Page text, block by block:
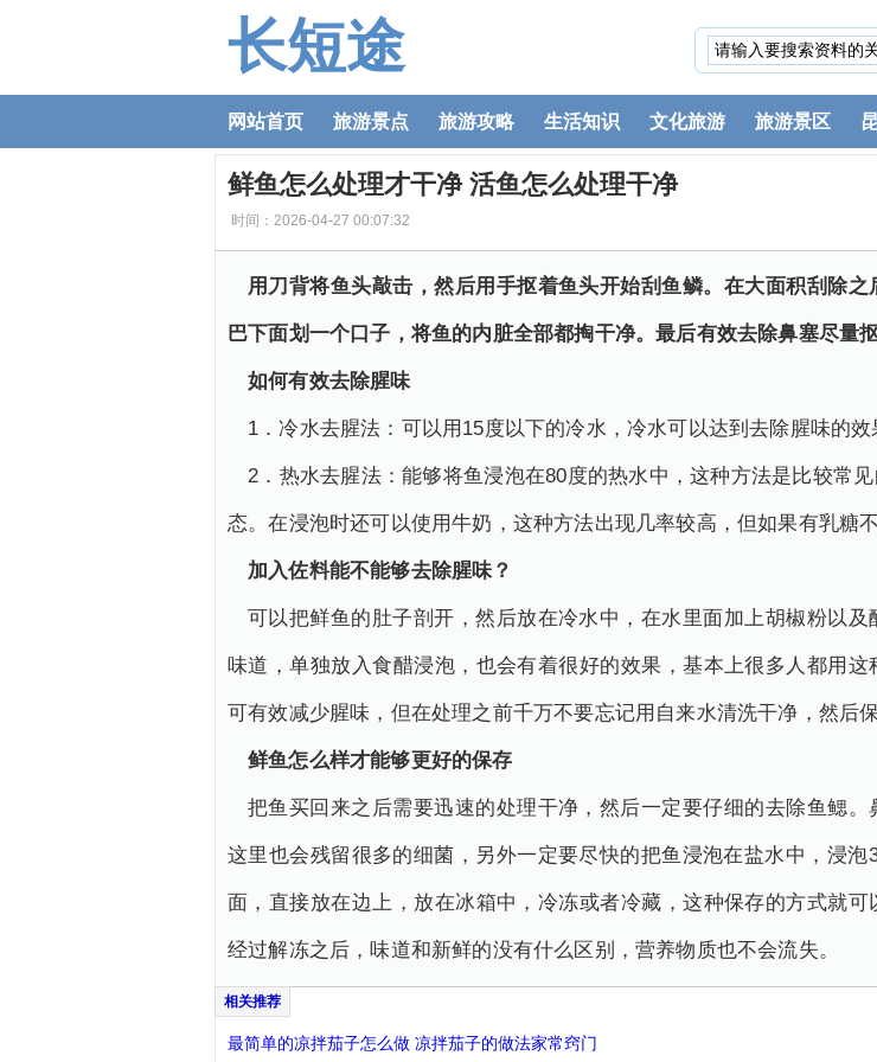
长短途
网站首页 旅游景点 旅游攻略 生活知识 文化旅游 旅游景区
鲜鱼怎么处理才干净 活鱼怎么处理干净
时间：2026-04-27 00:07:32
用刀背将鱼头敲击，然后用手抠着鱼头开始刮鱼鳞。在大面积刮除
巴下面划一个口子，将鱼的内脏全部都掏干净。最后有效去除鼻塞尽量
如何有效去除腥味
1．冷水去腥法：可以用15度以下的冷水，冷水可以达到去除腥味的效
2．热水去腥法：能够将鱼浸泡在80度的热水中，这种方法是比较常
态。在浸泡时还可以使用牛奶，这种方法出现几率较高，但如果有乳糖
加入佐料能不能够去除腥味？
可以把鲜鱼的肚子剖开，然后放在冷水中，在水里面加上胡椒粉以
味道，单独放入食醋浸泡，也会有着很好的效果，基本上很多人都用
可有效减少腥味，但在处理之前千万不要忘记用自来水清洗干净，然后保
鲜鱼怎么样才能够更好的保存
把鱼买回来之后需要迅速的处理干净，然后一定要仔细的去除鱼鳃
这里也会残留很多的细菌，另外一定要尽快的把鱼浸泡在盐水中，浸
面，直接放在边上，放在冰箱中，冷冻或者冷藏，这种保存的方式就
经过解冻之后，味道和新鲜的没有什么区别，营养物质也不会流失。
最简单的凉拌茄子怎么做 凉拌茄子的做法家常窍门